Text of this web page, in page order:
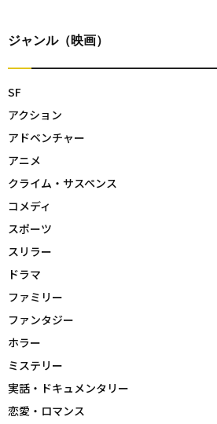
ジャンル（映画）
SF
アクション
アドベンチャー
アニメ
クライム・サスペンス
コメディ
スポーツ
スリラー
ドラマ
ファミリー
ファンタジー
ホラー
ミステリー
実話・ドキュメンタリー
恋愛・ロマンス